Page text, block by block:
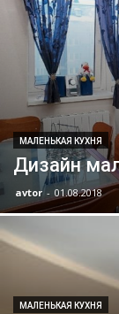
МАЛЕНЬКАЯ КУХНЯ
Дизайн
avtor - 01.08.2018
МАЛЕНЬКАЯ КУХНЯ